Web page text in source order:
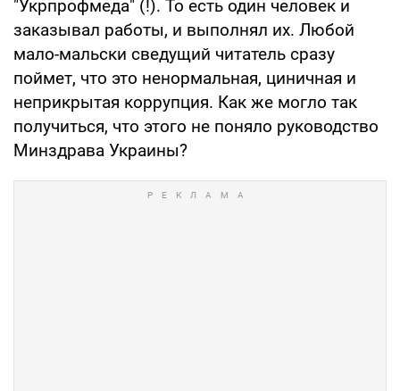
"Укрпрофмеда" (!). То есть один человек и
заказывал работы, и выполнял их. Любой
мало-мальски сведущий читатель сразу
поймет, что это ненормальная, циничная и
неприкрытая коррупция. Как же могло так
получиться, что этого не поняло руководство
Минздрава Украины?